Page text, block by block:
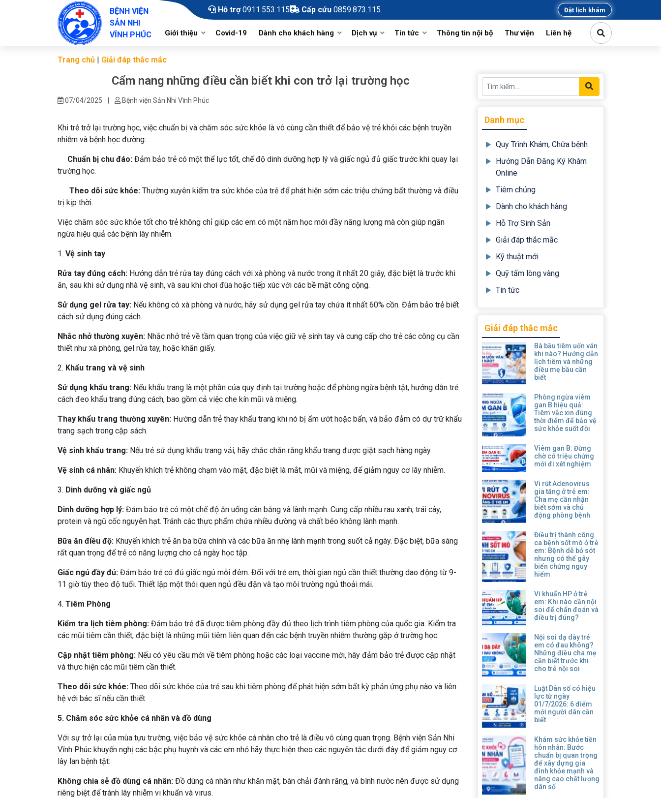
BỆNH VIỆN
SẢN NHI
VĨNH PHÚC
Hỗ trợ 0911.553.115 Cấp cứu 0859.873.115 Đặt lịch khám
Giới thiệu
Chức năng, nhiệm vụ
Cơ cấu tổ chức
Khoa Cận Lâm Sàng
Covid-19 Dành cho khách hàng
Hướng Dẫn Đăng Ký Khám Online
Bệnh
Quy Trình Khám, Chữa bệnh
Dinh dưỡng
Dịch vụ
Nhi khoa
Cận lâm sàng
Tin tức
Tin hoạt động
Công đoàn, đoàn thanh niên
Thông tin nội bộ Thư viện Liên hệ
Trang chủ | Giải đáp thắc mắc
Cẩm nang những điều cần biết khi con trở lại trường học
07/04/2025 Bệnh viện Sản Nhi Vĩnh Phúc
Khi trẻ trở lại trường học, việc chuẩn bị và chăm sóc sức khỏe là vô cùng cần thiết để bảo vệ trẻ khỏi các bệnh truyền
nhiễm và bệnh học đường:
Chuẩn bị chu đáo: Đảm bảo trẻ có một thể lực tốt, chế độ dinh dưỡng hợp lý và giấc ngủ đủ giấc trước khi quay lại
trường học.
Theo dõi sức khỏe: Thường xuyên kiểm tra sức khỏe của trẻ để phát hiện sớm các triệu chứng bất thường và điều
trị kịp thời.
Việc chăm sóc sức khỏe tốt cho trẻ không chỉ giúp các em có một năm học mới đầy năng lượng mà còn giúp ngăn
ngừa hiệu quả các bệnh lây nhiễm.
1. Vệ sinh tay
Rửa tay đúng cách: Hướng dẫn trẻ rửa tay đúng cách với xà phòng và nước trong ít nhất 20 giây, đặc biệt là trước khi
ăn, sau khi sử dụng nhà vệ sinh, và sau khi chơi đùa hoặc tiếp xúc với các bề mặt công cộng.
Sử dụng gel rửa tay: Nếu không có xà phòng và nước, hãy sử dụng gel rửa tay chứa ít nhất 60% cồn. Đảm bảo trẻ biết
cách sử dụng đúng cách.
Nhắc nhở thường xuyên: Nhắc nhở trẻ về tầm quan trọng của việc giữ vệ sinh tay và cung cấp cho trẻ các công cụ cần
thiết như xà phòng, gel rửa tay, hoặc khăn giấy.
2. Khẩu trang và vệ sinh
Sử dụng khẩu trang: Nếu khẩu trang là một phần của quy định tại trường hoặc để phòng ngừa bệnh tật, hướng dẫn trẻ
cách đeo khẩu trang đúng cách, bao gồm cả việc che kín mũi và miệng.
Thay khẩu trang thường xuyên: Hướng dẫn trẻ thay khẩu trang khi nó bị ẩm ướt hoặc bẩn, và bảo đảm có dự trữ khẩu
trang sạch trong cặp sách.
Vệ sinh khẩu trang: Nếu trẻ sử dụng khẩu trang vải, hãy chắc chắn rằng khẩu trang được giặt sạch hàng ngày.
Vệ sinh cá nhân: Khuyến khích trẻ không chạm vào mặt, đặc biệt là mắt, mũi và miệng, để giảm nguy cơ lây nhiễm.
3. Dinh dưỡng và giấc ngủ
Dinh dưỡng hợp lý: Đảm bảo trẻ có một chế độ ăn uống cân bằng và lành mạnh. Cung cấp nhiều rau xanh, trái cây,
protein và ngũ cốc nguyên hạt. Tránh các thực phẩm chứa nhiều đường và chất béo không lành mạnh.
Bữa ăn điều độ: Khuyến khích trẻ ăn ba bữa chính và các bữa ăn nhẹ lành mạnh trong suốt cả ngày. Đặc biệt, bữa sáng
rất quan trọng để trẻ có năng lượng cho cả ngày học tập.
Giấc ngủ đầy đủ: Đảm bảo trẻ có đủ giấc ngủ mỗi đêm. Đối với trẻ em, thời gian ngủ cần thiết thường dao động từ 9-
11 giờ tùy theo độ tuổi. Thiết lập một thói quen ngủ đều đặn và tạo môi trường ngủ thoải mái.
4. Tiêm Phòng
Kiểm tra lịch tiêm phòng: Đảm bảo trẻ đã được tiêm phòng đầy đủ theo lịch trình tiêm phòng của quốc gia. Kiểm tra
các mũi tiêm cần thiết, đặc biệt là những mũi tiêm liên quan đến các bệnh truyền nhiễm thường gặp ở trường học.
Cập nhật tiêm phòng: Nếu có yêu cầu mới về tiêm phòng hoặc các loại vaccine mới, hãy đảm bảo trẻ được cập nhật
và thực hiện các mũi tiêm cần thiết.
Theo dõi sức khỏe: Theo dõi sức khỏe của trẻ sau khi tiêm phòng để phát hiện sớm bất kỳ phản ứng phụ nào và liên
hệ với bác sĩ nếu cần thiết
5. Chăm sóc sức khỏe cá nhân và đồ dùng
Với sự trở lại của mùa tựu trường, việc bảo vệ sức khỏe cá nhân cho trẻ là điều vô cùng quan trọng. Bệnh viện Sản Nhi
Vĩnh Phúc khuyến nghị các bậc phụ huynh và các em nhỏ hãy thực hiện theo các nguyên tắc dưới đây để giảm nguy cơ
lây lan bệnh tật:
Không chia sẻ đồ dùng cá nhân: Đồ dùng cá nhân như khăn mặt, bàn chải đánh răng, và bình nước nên được sử dụng
riêng biệt để tránh lây nhiễm vi khuẩn và virus.
Danh mục
Quy Trình Khám, Chữa bệnh
Hướng Dẫn Đăng Ký Khám
Online
Tiêm chủng
Dành cho khách hàng
Hỗ Trợ Sinh Sản
Giải đáp thắc mắc
Kỹ thuật mới
Quỹ tấm lòng vàng
Tin tức
Giải đáp thắc mắc
Bà bầu tiêm uốn ván
khi nào? Hướng dẫn
lịch tiêm và những
điều mẹ bầu cần
biết
Phòng ngừa viêm
gan B hiệu quả:
Tiêm vắc xin đúng
thời điểm để bảo vệ
sức khỏe suốt đời
Viêm gan B: Đừng
chờ có triệu chứng
mới đi xét nghiệm
Vi rút Adenovirus
gia tăng ở trẻ em:
Cha mẹ cần nhận
biết sớm và chủ
động phòng bệnh
Điều trị thành công
ca bệnh sốt mò ở trẻ
em: Bệnh dễ bỏ sót
nhưng có thể gây
biến chứng nguy
hiểm
Vi khuẩn HP ở trẻ
em: Khi nào cần nội
soi để chẩn đoán và
điều trị đúng?
Nội soi dạ dày trẻ
em có đau không?
Những điều cha mẹ
cần biết trước khi
cho trẻ nội soi
Luật Dân số có hiệu
lực từ ngày
01/7/2026: 6 điểm
mới người dân cần
biết
Khám sức khỏe tiền
hôn nhân: Bước
chuẩn bị quan trọng
để xây dựng gia
đình khỏe mạnh và
nâng cao chất lượng
dân số